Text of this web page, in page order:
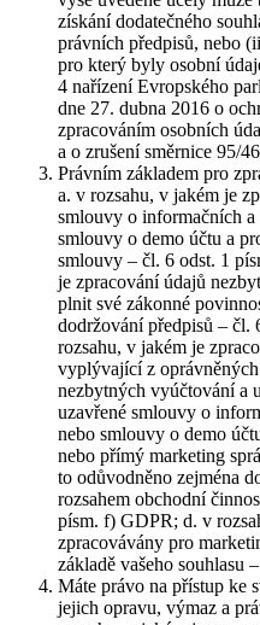
získání dodatečného
právních předpisů, nebo
pro který byly osobní
4 nařízení Evropského
dne 27. dubna 2016 o
zpracováním osobních
a o zrušení směrnice 95/
Právním základem pro
a. v rozsahu, v jakém je
smlouvy o informačních
smlouvy o demo účtu a
smlouvy – čl. 6 odst. 1
je zpracování údajů
plnit své zákonné
dodržování předpisů – čl.
rozsahu, v jakém je
vyplývající z
nezbytných vyúčtování a
uzavřené smlouvy o
nebo smlouvy o demo
nebo přímý marketing
to odůvodněno zejména
rozsahem obchodní
písm. f) GDPR; d. v
zpracovávány pro
základě vašeho souhlasu
Máte právo na přístup ke
jejich opravu, výmaz a